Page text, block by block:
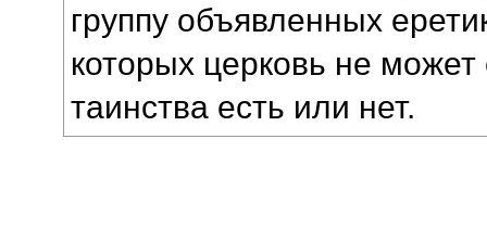
группу объявленных
которых церковь не может
таинства есть или нет.